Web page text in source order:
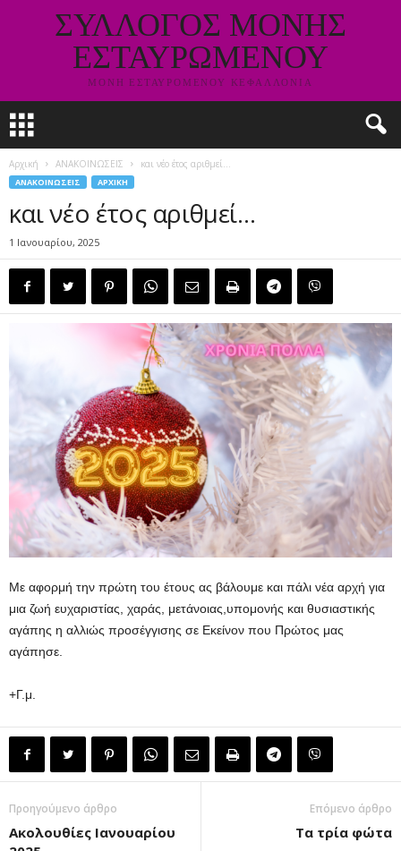
ΣΥΛΛΟΓΟΣ ΜΟΝΗΣ
ΕΣΤΑΥΡΩΜΕΝΟΥ
ΜΟΝΗ ΕΣΤΑΥΡΟΜΕΝΟΥ ΚΕΦΑΛΛΟΝΙΑ
Αρχική ΑΝΑΚΟΙΝΩΣΕΙΣ και νέο έτος αριθμεί…
ΑΝΑΚΟΙΝΩΣΕΙΣ ΑΡΧΙΚΗ
και νέο έτος αριθμεί…
1 Ιανουαρίου, 2025
Με αφορμή την πρώτη του έτους ας βάλουμε και πάλι νέα αρχή για
μια ζωή ευχαριστίας, χαράς, μετάνοιας,υπομονής και θυσιαστικής
αγάπης η αλλιώς προσέγγισης σε Εκείνον που Πρώτος μας
αγάπησε.
+Γ.μ.
Προηγούμενο άρθρο
Ακολουθίες Ιανουαρίου
Επόμενο άρθρο
Τα τρία φώτα